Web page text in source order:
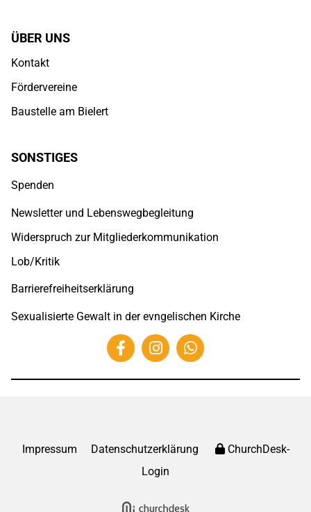
ÜBER UNS
Kontakt
Fördervereine
Baustelle am Bielert
SONSTIGES
Spenden
Newsletter und Lebenswegbegleitung
Widerspruch zur Mitgliederkommunikation
Lob/Kritik
Barrierefreiheitserklärung
Sexualisierte Gewalt in der evngelischen Kirche
Impressum Datenschutzerklärung
ChurchDesk-
Login